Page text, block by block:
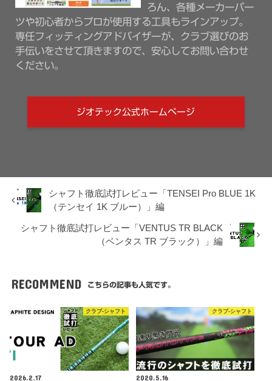
ろん、各種メーカーパー
ツや初心者からプロが使用する工具もラインアップ。
専任フィッティングアドバイザーが、クラブ選びのお
手伝いをさせて頂きますので、安心してお問い合わせ
ください。
ジオテック公式ホームページ
シャフト徹底試打レビュー「TENSEI Pro BLUE 1K
（テンセイ 1K ブルー）」編
シャフト徹底試打レビュー「VENTUS TR BLACK
（ベンタス TR ブラック）」編
RECOMMEND こちらの記事も人気です。
クラブ-シャフト
2026.2.17
クラブ-シャフト
2020.5.16